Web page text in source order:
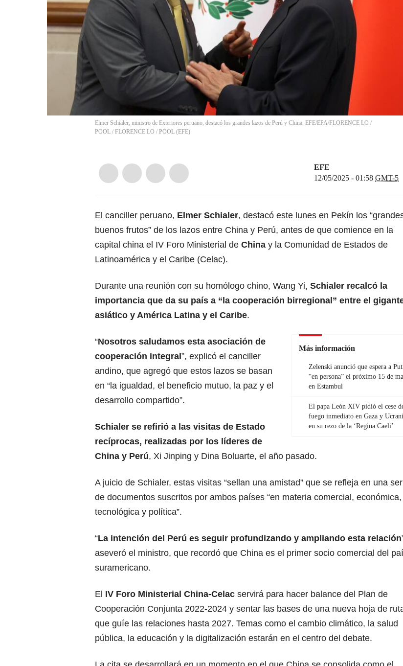
Elmer Schialer, ministro de Exteriores peruano, destacó los grandes lazos de Perú y China. EFE/EPA/FLORENCE LO /
POOL / FLORENCE LO / POOL (EFE)
EFE
12/05/2025 - 01:58 GMT-5
El canciller peruano, Elmer Schialer, destacó este lunes en Pekín los
buenos frutos” de los lazos entre China y Perú, antes de que comience en la
capital china el IV Foro Ministerial de China y la Comunidad de Estados de
Latinoamérica y el Caribe (Celac).
Durante una reunión con su homólogo chino, Wang Yi, Schialer recalcó la
importancia que da su país a “la cooperación birregional” entre el
asiático y América Latina y el Caribe.
Más información
Zelenski anunció que espera a
“en persona” el próximo 15 de
en Estambul
El papa León XIV pidió el cese
fuego inmediato en Gaza y
en su rezo de la ‘Regina Caeli’
“Nosotros saludamos esta asociación de
cooperación integral ”, explicó el canciller
andino, que agregó que estos lazos se basan
en “la igualdad, el beneficio mutuo, la paz y el
desarrollo compartido”.
Schialer se refirió a las visitas de Estado
recíprocas, realizadas por los líderes de
China y Perú, Xi Jinping y Dina Boluarte, el año pasado.
A juicio de Schialer, estas visitas “sellan una amistad” que se refleja en una
de documentos suscritos por ambos países “en materia comercial, económica,
tecnológica y política”.
“La intención del Perú es seguir profundizando y ampliando esta relación
aseveró el ministro, que recordó que China es el primer socio comercial del
suramericano.
El IV Foro Ministerial China-Celac servirá para hacer balance del Plan de
Cooperación Conjunta 2022-2024 y sentar las bases de una nueva hoja de
que guíe las relaciones hasta 2027. Temas como el cambio climático, la salud
pública, la educación y la digitalización estarán en el centro del debate.